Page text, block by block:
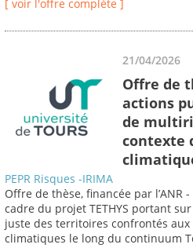
[ voir l'offre complète ]
21/04/2026
Offre de
actions
de
contexte
PEPR Risques -IRIMA
Offre de thèse, financée par l’ANR
cadre du projet TETHYS portant
juste des territoires confrontés
climatiques le long du continuum